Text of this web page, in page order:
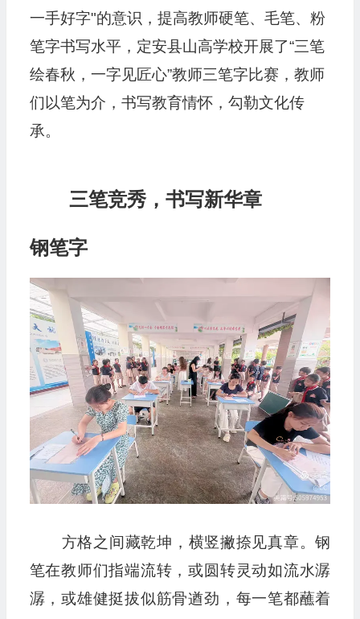
一手好字"的意识，提高教师硬笔、毛笔、粉
笔字书写水平，定安县山高学校开展了“三笔
绘春秋，一字见匠心”教师三笔字比赛，教师
们以笔为介，书写教育情怀，勾勒文化传
承。
三笔竞秀，书写新华章
钢笔字
方格之间藏乾坤，横竖撇捺见真章。钢
笔在教师们指端流转，或圆转灵动如流水潺
潺，或雄健挺拔似筋骨遒劲，每一笔都蘸着